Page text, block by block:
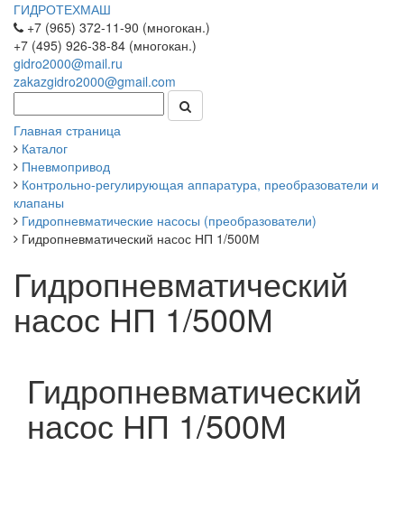
ГИДРОТЕХМАШ
+7 (965) 372-11-90 (многокан.)
+7 (495) 926-38-84 (многокан.)
gidro2000@mail.ru
zakazgidro2000@gmail.com
Главная страница
Каталог
Пневмопривод
Контрольно-регулирующая аппаратура, преобразователи и
клапаны
Гидропневматические насосы (преобразователи)
Гидропневматический насос НП 1/500М
Гидропневматический
насос НП 1/500М
Гидропневматический
насос НП 1/500М